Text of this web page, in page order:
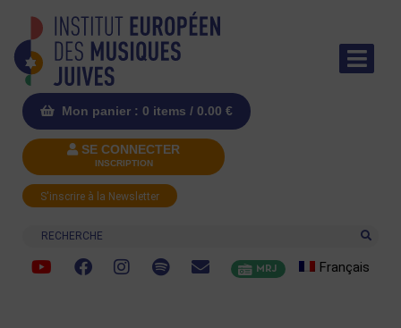
Mon panier : 0 items / 0.00 €
SE CONNECTER
INSCRIPTION
S'inscrire à la Newsletter
Recherche
MRJ Français